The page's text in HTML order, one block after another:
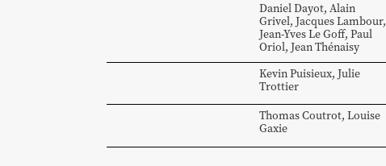
DanielDayot, Alain
Grivel, JacquesLambour,
Jean-YvesLe Goff, Paul
Oriol, JeanThénaisy
KevinPuisieux, Julie
Trottier
ThomasCoutrot, Louise
Gaxie